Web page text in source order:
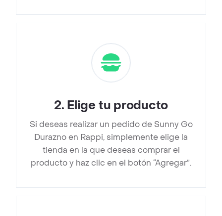
2. Elige tu producto
Si deseas realizar un pedido de Sunny Go
Durazno en Rappi, simplemente elige la
tienda en la que deseas comprar el
producto y haz clic en el botón “Agregar”.